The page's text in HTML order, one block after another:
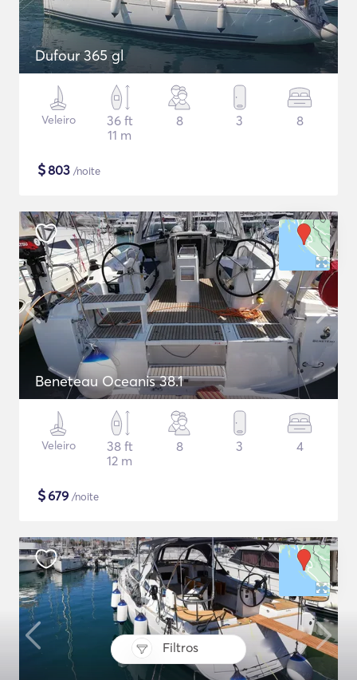
Filtros
Dufour 365 gl
Veleiro
36 ft
11 m
8 3 8
$803 /noite
Beneteau Oceanis 38.1
Veleiro
38 ft
12 m
8 3 4
$679 /noite